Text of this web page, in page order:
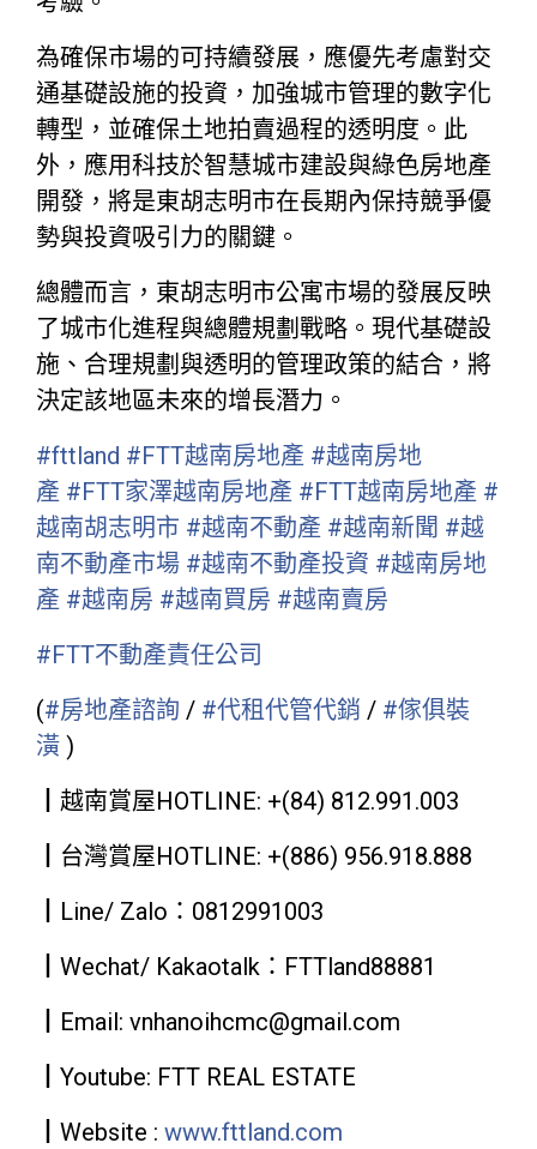
為確保市場的可持續發展，應優先考慮對交
通基礎設施的投資，加強城市管理的數字化
轉型，並確保土地拍賣過程的透明度。此
外，應用科技於智慧城市建設與綠色房地產
開發，將是東胡志明市在長期內保持競爭優
勢與投資吸引力的關鍵。
總體而言，東胡志明市公寓市場的發展反映
了城市化進程與總體規劃戰略。現代基礎設
施、合理規劃與透明的管理政策的結合，將
決定該地區未來的增長潛力。
#fttland #FTT越南房地產 #越南房地
產 #FTT家澤越南房地產 #FTT越南房地產 #
越南胡志明市 #越南不動產 #越南新聞 #越
南不動產市場 #越南不動產投資 #越南房地
產 #越南房 #越南買房 #越南賣房
#FTT不動產責任公司
(#房地產諮詢 / #代租代管代銷 / #傢俱裝
潢 )
┃越南賞屋HOTLINE: +(84) 812.991.003
┃台灣賞屋HOTLINE: +(886) 956.918.888
┃Line/ Zalo：0812991003
┃Wechat/ Kakaotalk：FTTland88881
┃Email: vnhanoihcmc@gmail.com
┃Youtube: FTT REAL ESTATE
┃Website : www.fttland.com